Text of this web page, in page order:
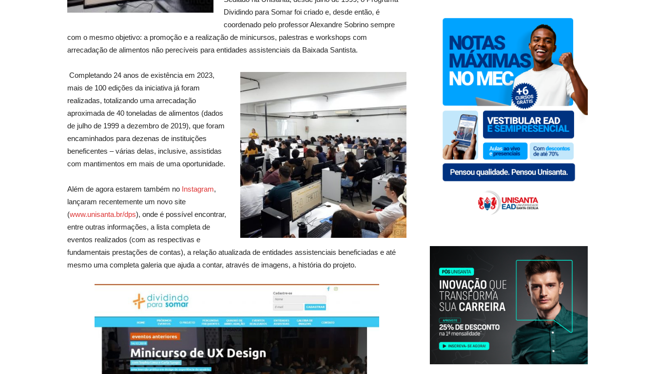
Dividindo para Somar foi criado e, desde então, é
coordenado pelo professor Alexandre Sobrino sempre
com o mesmo objetivo: a promoção e a realização de minicursos, palestras e workshops com
arrecadação de alimentos não perecíveis para entidades assistenciais da Baixada Santista.
Completando 24 anos de existência em 2023,
mais de 100 edições da iniciativa já foram
realizadas, totalizando uma arrecadação
aproximada de 40 toneladas de alimentos (dados
de julho de 1999 a dezembro de 2019), que foram
encaminhados para dezenas de instituições
beneficentes – várias delas, inclusive, assistidas
com mantimentos em mais de uma oportunidade.
Além de agora estarem também no Instagram,
lançaram recentemente um novo site
(www.unisanta.br/dps), onde é possível encontrar,
entre outras informações, a lista completa de
eventos realizados (com as respectivas e
fundamentais prestações de contas), a relação atualizada de entidades assistenciais beneficiadas e até
mesmo uma completa galeria que ajuda a contar, através de imagens, a história do projeto.